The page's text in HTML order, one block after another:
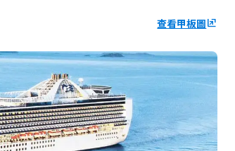
查看甲板圖ungroup